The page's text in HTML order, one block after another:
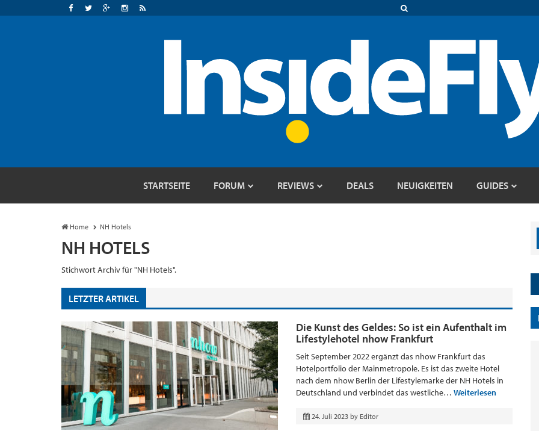
STARTSEITE FORUM REVIEWS DEALS NEUIGKEITEN GUIDES
Home NH Hotels
NH HOTELS
Stichwort Archiv für "NH Hotels".
LETZTER ARTIKEL
Die Kunst des Geldes: So ist ein Aufenthalt im
Lifestylehotel nhow Frankfurt
Seit September 2022 ergänzt das nhow Frankfurt das
Hotelportfolio der Mainmetropole. Es ist das zweite Hotel
nach dem nhow Berlin der Lifestylemarke der NH Hotels in
Deutschland und verbindet das westliche… Weiterlesen
24. Juli 2023 by Editor